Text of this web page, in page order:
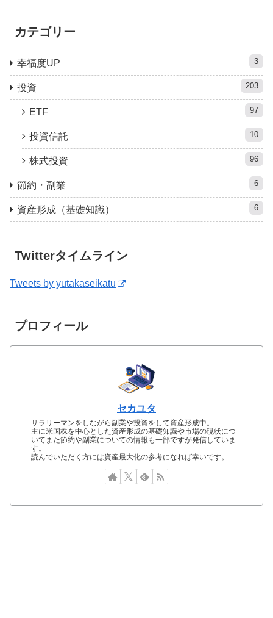
カテゴリー
幸福度UP 3
投資 203
ETF 97
投資信託 10
株式投資 96
節約・副業 6
資産形成（基礎知識） 6
Twitterタイムライン
Tweets by yutakaseikatu
プロフィール
セカユタ
サラリーマンをしながら副業や投資をして資産形成中。
主に米国株を中心とした資産形成の基礎知識や市場の現状につ
いてまた節約や副業についての情報も一部ですが発信していま
す。
読んでいただく方には資産最大化の参考になれば幸いです。